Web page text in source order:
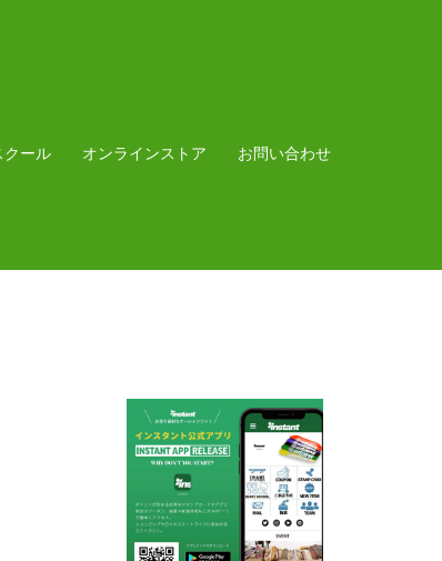
クール オンラインストア お問い合わせ